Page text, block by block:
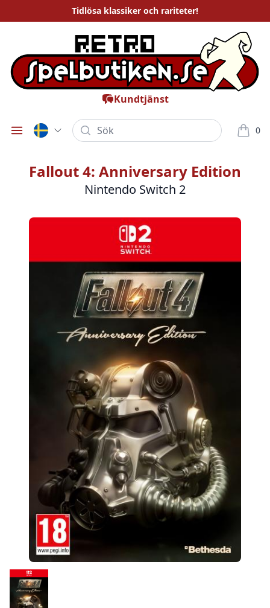
Tidlösa klassiker och rariteter!
Kundtjänst
Öppna meny
Sök 0
varor i
Fallout 4: Anniversary Edition
Nintendo Switch 2
Bilder